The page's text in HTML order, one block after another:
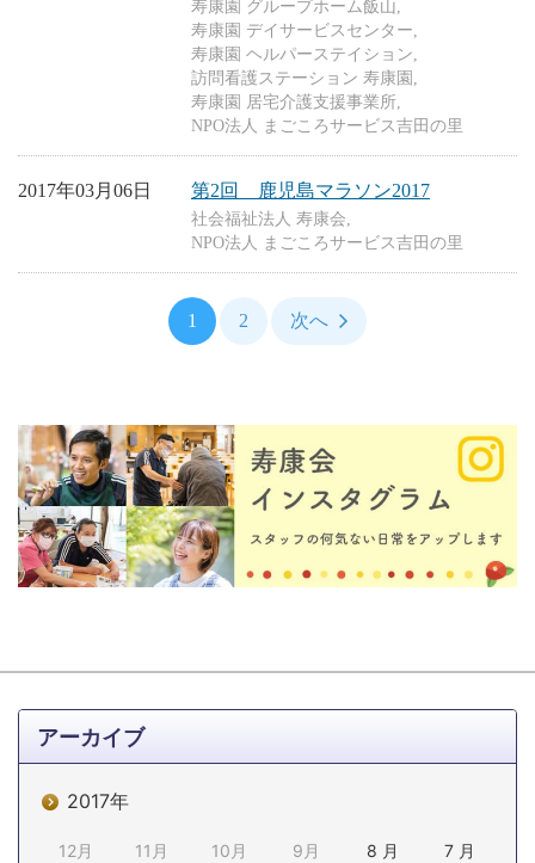
寿康園 グループホーム飯山
寿康園 デイサービスセンター
寿康園 ヘルパーステイション
訪問看護ステーション 寿康園
寿康園 居宅介護支援事業所
NPO法人 まごころサービス吉田の里
第2回 鹿児島マラソン2017
2017年03月06日
社会福祉法人 寿康会
NPO法人 まごころサービス吉田の里
1 2 次へ
アーカイブ
2017年
12月 11月 10月 9月 8 月 7 月